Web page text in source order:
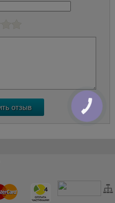
КНОПКА
ЗВ'ЯЗКУ